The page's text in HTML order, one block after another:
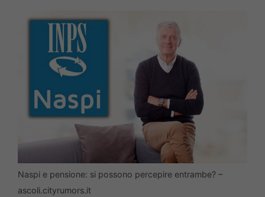
Naspi e pensione: si possono percepire entrambe? –
ascoli.cityrumors.it